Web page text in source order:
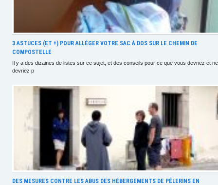
3 ASTUCES (ET +) POUR ALLÉGER VOTRE SAC À DOS SUR LE CHEMIN DE
COMPOSTELLE
Il y a des dizaines de listes sur ce sujet, et des conseils pour ce que vous devriez et ne
devriez p
DES MESURES CONTRE LES ABUS DES HÉBERGEMENTS DE PÈLERINS EN